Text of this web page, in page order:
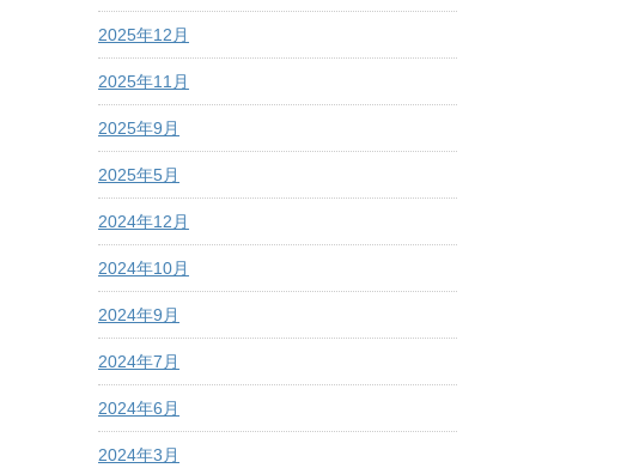
2025年12月
2025年11月
2025年9月
2025年5月
2024年12月
2024年10月
2024年9月
2024年7月
2024年6月
2024年3月